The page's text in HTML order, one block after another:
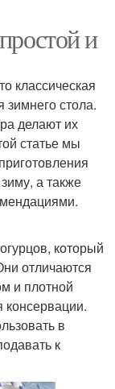
и
классическая
зимнего стола.
делают их
статье мы
а также
который
отличаются
и плотной
консервации.
в
к